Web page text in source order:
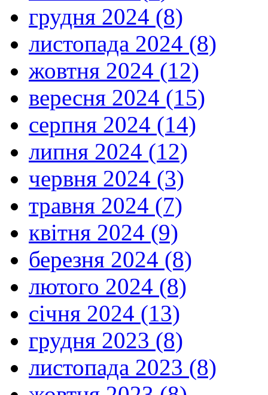
грудня 2024 (8)
листопада 2024 (8)
жовтня 2024 (12)
вересня 2024 (15)
серпня 2024 (14)
липня 2024 (12)
червня 2024 (3)
травня 2024 (7)
квітня 2024 (9)
березня 2024 (8)
лютого 2024 (8)
січня 2024 (13)
грудня 2023 (8)
листопада 2023 (8)